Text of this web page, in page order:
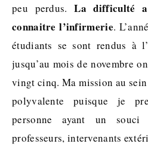
peu perdus.La difficulté
connaitre l’infirmerie.
étudiants se sont rendus à
jusqu’au mois de novembre
vingt cinq. Ma mission au sein
polyvalente puisque je
personne ayant un
professeurs, intervenants